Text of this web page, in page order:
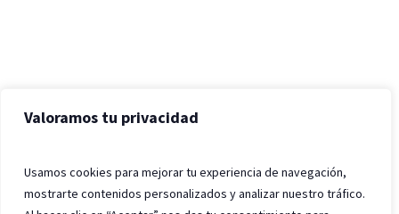
Valoramos tu privacidad
Usamos cookies para mejorar tu experiencia de navegación,
mostrarte contenidos personalizados y analizar nuestro tráfico.